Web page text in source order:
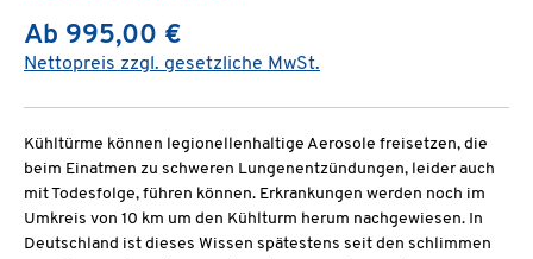
Ab 995,00 €
Nettopreis zzgl. gesetzliche MwSt.
Kühltürme können legionellenhaltige Aerosole freisetzen, die
beim Einatmen zu schweren Lungenentzündungen, leider auch
mit Todesfolge, führen können. Erkrankungen werden noch im
Umkreis von 10 km um den Kühlturm herum nachgewiesen. In
Deutschland ist dieses Wissen spätestens seit den schlimmen